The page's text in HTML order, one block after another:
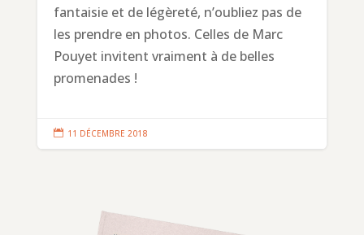
fantaisie et de légèreté, n’oubliez pas de
les prendre en photos. Celles de Marc
Pouyet invitent vraiment à de belles
promenades !
 11 DÉCEMBRE 2018